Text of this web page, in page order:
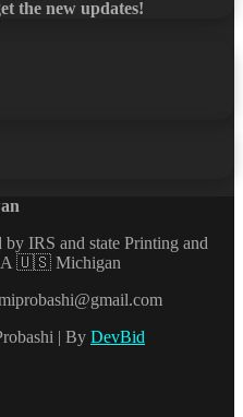
the new updates!
IRS and state Printing and
🇺🇸 Michigan
| By DevBid